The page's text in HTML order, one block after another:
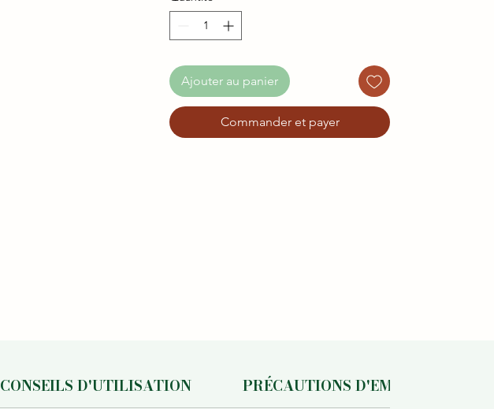
Ajouter au panier
Commander et payer
CONSEILS D'UTILISATION PRÉCAUTIONS D'EMPLOI